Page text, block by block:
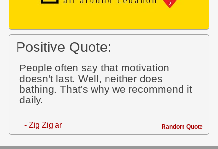
Positive Quote:
People often say that motivation
doesn't last. Well, neither does
bathing. That's why we recommend it
daily.
- Zig Ziglar Random Quote